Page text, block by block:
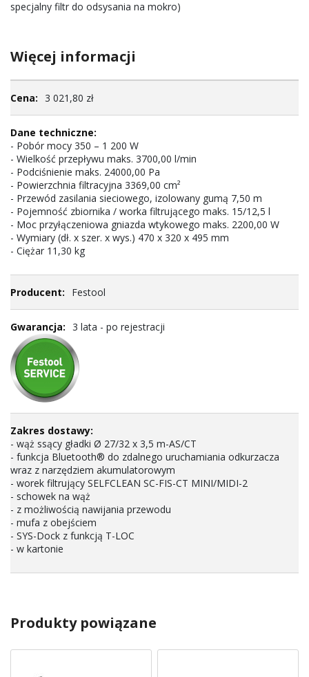
specjalny filtr do odsysania na mokro)
Więcej informacji
informacji3 021,80 zł
- Pobór mocy 350 – 1 200 W
- Wielkość przepływu maks. 3700,00 l/min
- Podciśnienie maks. 24000,00 Pa
- Powierzchnia filtracyjna 3369,00 cm²
- Przewód zasilania sieciowego, izolowany gumą 7,50 m
- Pojemność zbiornika / worka filtrującego maks. 15/12,5 l
- Moc przyłączeniowa gniazda wtykowego maks. 2200,00 W
- Wymiary (dł. x szer. x wys.) 470 x 320 x 495 mm
- Ciężar 11,30 kg
Festool
3 lata - po rejestracji
- wąż ssący gładki Ø 27/32 x 3,5 m-AS/CT
- funkcja Bluetooth® do zdalnego uruchamiania odkurzacza
wraz z narzędziem akumulatorowym
- worek filtrujący SELFCLEAN SC-FIS-CT MINI/MIDI-2
- schowek na wąż
- z możliwością nawijania przewodu
- mufa z obejściem
- SYS-Dock z funkcją T-LOC
- w kartonie
Produkty powiązane